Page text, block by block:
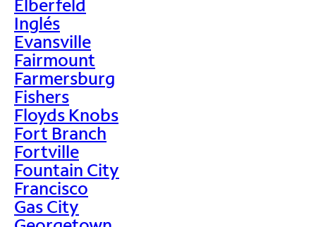
Elberfeld
Inglés
Evansville
Fairmount
Farmersburg
Fishers
Floyds Knobs
Fort Branch
Fortville
Fountain City
Francisco
Gas City